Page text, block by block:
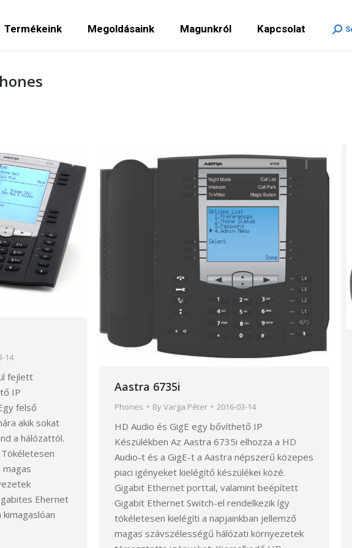
Termékeink Megoldásaink Magunkról Kapcsolat
14
fejlett
IP
felső
akik sokat
a hálózattól.
magas
Ehernet
Aastra 6735i
Phones ByVarga Péter 2016-03-14
HD Audio és GigE egy bővíthető IP
Készülékben Az Aastra 6735i elhozza a HD
Audio-t és a GigE-t a Aastra népszerű közepes
piaci igényeket kielégítő készülékei közé.
Gigabit Ethernet porttal, valamint beépített
Gigabit Ethernet Switch-el rendelkezik így
tökéletesen kielégíti a napjainkban jellemző
magas szávszélességű hálózati környezetek